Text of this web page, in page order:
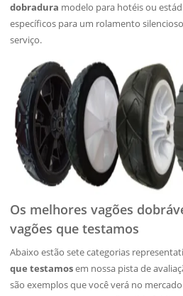
dobradura modelo para hotéis ou
específicos para um rolamento
serviço.
Os melhores vagões
vagões que testamos
Abaixo estão sete categorias
que testamosem nossa pista de
são exemplos que você verá no